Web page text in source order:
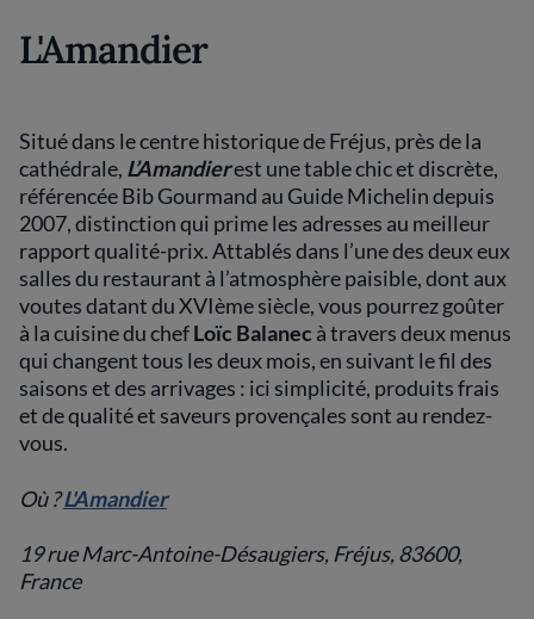
L'Amandier
Situé dans le centre historique de Fréjus, près de la
cathédrale, L’Amandierest une table chic et discrète,
référencée Bib Gourmand au Guide Michelin depuis
2007, distinction qui prime les adresses au meilleur
rapport qualité-prix. Attablés dans l’une des deux eux
salles du restaurant à l’atmosphère paisible, dont aux
voutes datant du XVIème siècle, vous pourrez goûter
à la cuisine du chefLoïc Balanec à travers deux menus
qui changent tous les deux mois, en suivant le fil des
saisons et des arrivages : ici simplicité, produits frais
et de qualité et saveurs provençales sont au rendez-
vous.
Où ?L'Amandier
19 rue Marc-Antoine-Désaugiers, Fréjus, 83600,
France